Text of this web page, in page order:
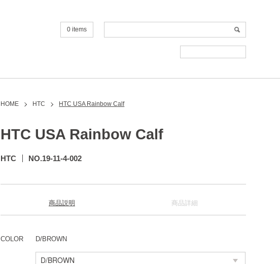
0 items
HOME HTC HTC USA Rainbow Calf
HTC USA Rainbow Calf
HTC NO.19-11-4-002
商品説明 商品詳細
COLOR D/BROWN